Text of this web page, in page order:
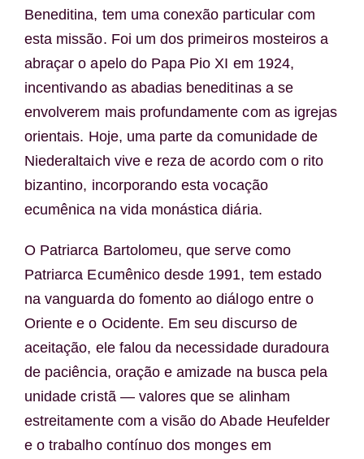
Beneditina, tem uma conexão particular com
esta missão. Foi um dos primeiros mosteiros a
abraçar o apelo do Papa Pio XI em 1924,
incentivando as abadias beneditinas a se
envolverem mais profundamente com as igrejas
orientais. Hoje, uma parte da comunidade de
Niederaltaich vive e reza de acordo com o rito
bizantino, incorporando esta vocação
ecumênica na vida monástica diária.
O Patriarca Bartolomeu, que serve como
Patriarca Ecumênico desde 1991, tem estado
na vanguarda do fomento ao diálogo entre o
Oriente e o Ocidente. Em seu discurso de
aceitação, ele falou da necessidade duradoura
de paciência, oração e amizade na busca pela
unidade cristã — valores que se alinham
estreitamente com a visão do Abade Heufelder
e o trabalho contínuo dos monges em